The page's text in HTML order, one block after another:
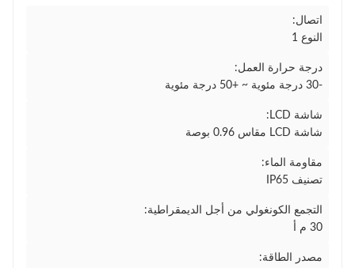
اتصال:
النوع 1
درجة حرارة العمل:
-30 درجة مئوية ~ +50 درجة مئوية
شاشة LCD:
شاشة LCD مقاس 0.96 بوصة
مقاومة الماء:
تصنيف IP65
التجمع الكونغولي من أجل الديمقراطية:
30 م أ
مصدر الطاقة: